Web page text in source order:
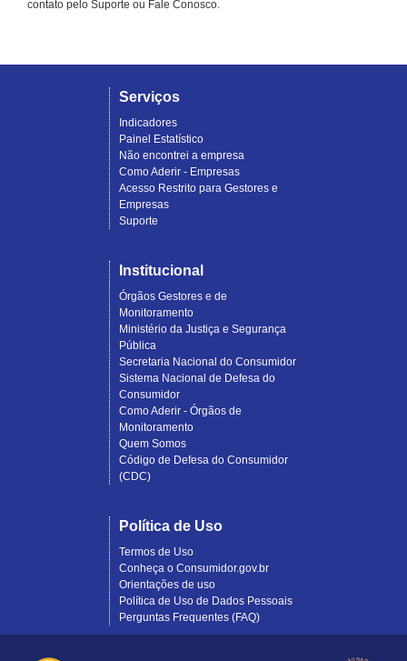
contato pelo Suporte ou Fale Conosco.
Serviços
Indicadores
Painel Estatístico
Não encontrei a empresa
Como Aderir - Empresas
Acesso Restrito para Gestores e
Empresas
Suporte
Institucional
Órgãos Gestores e de
Monitoramento
Ministério da Justiça e Segurança
Pública
Secretaria Nacional do Consumidor
Sistema Nacional de Defesa do
Consumidor
Como Aderir - Órgãos de
Monitoramento
Quem Somos
Código de Defesa do Consumidor
(CDC)
Política de Uso
Termos de Uso
Conheça o Consumidor.gov.br
Orientações de uso
Política de Uso de Dados Pessoais
Perguntas Frequentes (FAQ)